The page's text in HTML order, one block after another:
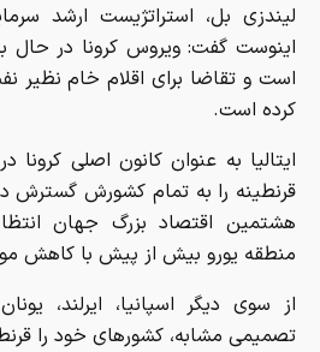
لیندزی بل، استراتژیست ارشد
اینوست گفت: ویروس کرونا در حال
است و تقاضا برای اقلام خام نظیر
کرده است.
ایتالیا به عنوان کانون اصلی کرونا
قرنطینه را به تمام کشورش گسترش
هشتمین اقتصاد بزرگ جهان
منطقه یورو بیش از پیش با کاهش
از سوی دیگر اسپانیا، ایرلند،
تصمیمی مشابه، کشورهای خود را